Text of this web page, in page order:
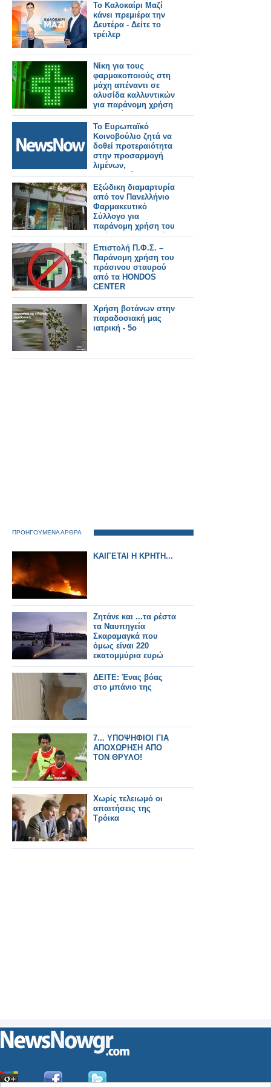
Το Καλοκαίρι Μαζί
κάνει πρεμιέρα την
Δευτέρα - Δείτε το
τρέιλερ
Νίκη για τους
φαρμακοποιούς στη
μάχη απέναντι σε
αλυσίδα καλλυντικών
για παράνομη χρήση
του πράσινου
σταυρού
Το Ευρωπαϊκό
Κοινοβούλιο ζητά να
δοθεί προτεραιότητα
στην προσαρμογή
λιμένων,
αεροδρομίων και
σιδηροδρόμων για
στρατιωτική χρήση.
Εξώδικη διαμαρτυρία
από τον Πανελλήνιο
Φαρμακευτικό
Σύλλογο για
παράνομη χρήση του
πράσινου σταυρού
από αλυσίδα
καλλυντικών
Επιστολή Π.Φ.Σ. –
Παράνομη χρήση του
πράσινου σταυρού
από τα HONDOS
CENTER
Χρήση βοτάνων στην
παραδοσιακή μας
ιατρική - 5ο
ΠΡΟΗΓΟΥΜΕΝΑ ΑΡΘΡΑ
ΚΑΙΓΕΤΑΙ Η ΚΡΗΤΗ...
Ζητάνε και ...τα ρέστα
τα Ναυπηγεία
Σκαραμαγκά που
όμως είναι 220
εκατομμύρια ευρώ
ΔΕΙΤΕ: Ένας βόας
στο μπάνιο της
7... ΥΠΟΨΗΦΙΟΙ ΓΙΑ
ΑΠΟΧΩΡΗΣΗ ΑΠΟ
ΤΟΝ ΘΡΥΛΟ!
Χωρίς τελειωμό οι
απαιτήσεις της
Τρόικα